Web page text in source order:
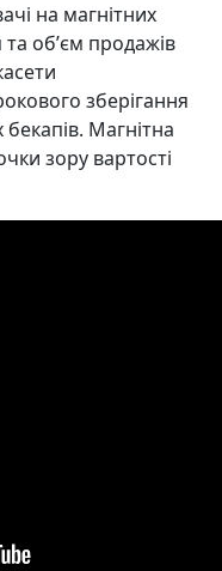
на магнітних
та обʼєм продажів
зберігання
Магнітна
зору вартості